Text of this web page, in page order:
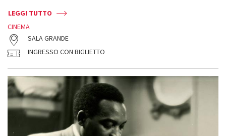
LEGGI TUTTO
CINEMA
SALA GRANDE
INGRESSO CON BIGLIETTO